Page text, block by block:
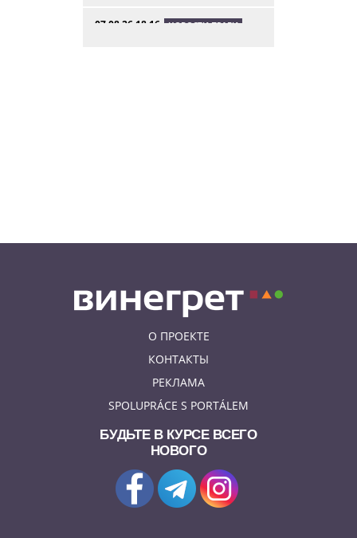
07.08.26 18:16 НОВОСТИ ПРАГИ
О ПРОЕКТЕ
КОНТАКТЫ
РЕКЛАМА
SPOLUPRÁCE S PORTÁLEM
БУДЬТЕ В КУРСЕ ВСЕГО
НОВОГО